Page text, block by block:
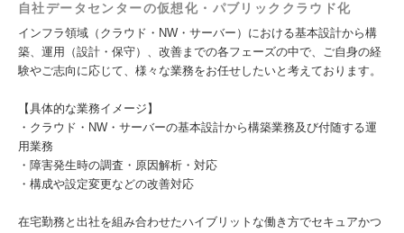
自社データセンターの仮想化・パブリッククラウド化
インフラ領域（クラウド・NW・サーバー）における基本設計から構
築、運用（設計・保守）、改善までの各フェーズの中で、ご自身の経
験やご志向に応じて、様々な業務をお任せしたいと考えております。
【具体的な業務イメージ】
・クラウド・NW・サーバーの基本設計から構築業務及び付随する運
用業務
・障害発生時の調査・原因解析・対応
・構成や設定変更などの改善対応
在宅勤務と出社を組み合わせたハイブリットな働き方でセキュアかつ